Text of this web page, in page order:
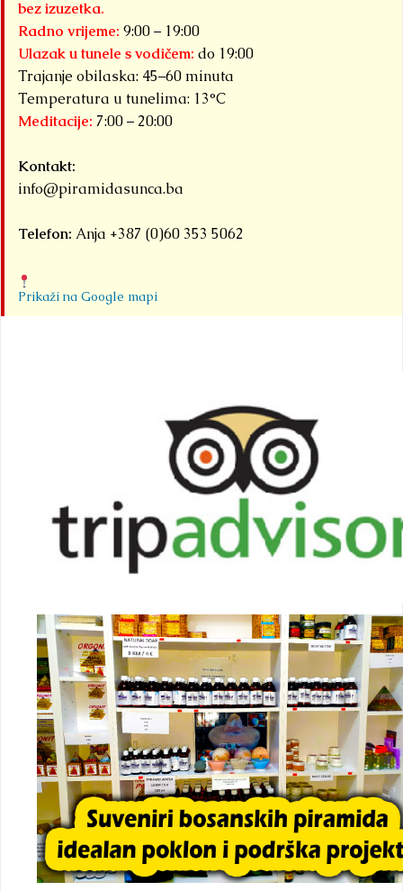
bez izuzetka.
Radno vrijeme: 9:00 – 19:00
Ulazak u tunele s vodičem: do 19:00
Trajanje obilaska: 45–60 minuta
Temperatura u tunelima: 13°C
Meditacije: 7:00 – 20:00
Kontakt:
info@piramidasunca.ba
Telefon: Anja +387 (0)60 353 5062
Prikaži na Google mapi